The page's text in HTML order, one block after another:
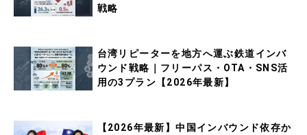
戦略
台湾リピーターを地方へ運ぶ鉄道インバ
ウンド戦略｜フリーパス・OTA・SNS活
用の3プラン【2026年最新】
【2026年最新】中国インバウンド依存か